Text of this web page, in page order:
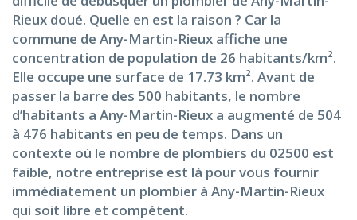
Rieux doué. Quelle en est la raison ? Car la
commune de Any-Martin-Rieux affiche une
concentration de population de 26 habitants/km².
Elle occupe une surface de 17.73 km². Avant de
passer la barre des 500 habitants, le nombre
d’habitants a Any-Martin-Rieux a augmenté de 504
à 476 habitants en peu de temps. Dans un
contexte où le nombre de plombiers du 02500 est
faible, notre entreprise est là pour vous fournir
immédiatement un plombier à Any-Martin-Rieux
qui soit libre et compétent.